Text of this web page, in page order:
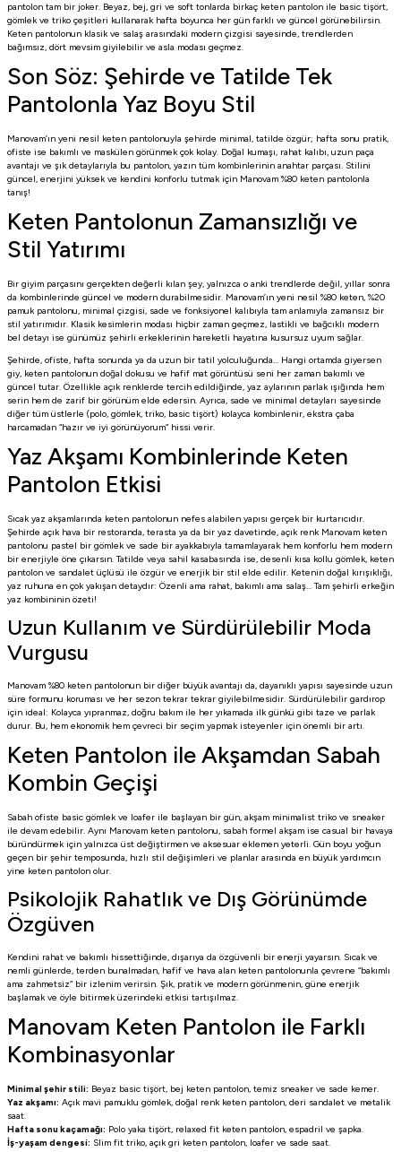
pantolon tam bir joker. Beyaz, bej, gri ve soft tonlarda birkaç keten pantolon ile basic tişört,
gömlek ve triko çeşitleri kullanarak hafta boyunca her gün farklı ve güncel görünebilirsin.
Keten pantolonun klasik ve salaş arasındaki modern çizgisi sayesinde, trendlerden
bağımsız, dört mevsim giyilebilir ve asla modası geçmez.
Son Söz: Şehirde ve Tatilde Tek
Pantolonla Yaz Boyu Stil
Manovam’ın yeni nesil keten pantolonuyla şehirde minimal, tatilde özgür; hafta sonu pratik,
ofiste ise bakımlı ve maskülen görünmek çok kolay. Doğal kumaşı, rahat kalıbı, uzun paça
avantajı ve şık detaylarıyla bu pantolon, yazın tüm kombinlerinin anahtar parçası. Stilini
güncel, enerjini yüksek ve kendini konforlu tutmak için Manovam %80 keten pantolonla
tanış!
Keten Pantolonun Zamansızlığı ve
Stil Yatırımı
Bir giyim parçasını gerçekten değerli kılan şey, yalnızca o anki trendlerde değil, yıllar sonra
da kombinlerinde güncel ve modern durabilmesidir. Manovam’ın yeni nesil %80 keten, %20
pamuk pantolonu, minimal çizgisi, sade ve fonksiyonel kalıbıyla tam anlamıyla zamansız bir
stil yatırımıdır. Klasik kesimlerin modası hiçbir zaman geçmez, lastikli ve bağcıklı modern
bel detayı ise günümüz şehirli erkeklerinin hareketli hayatına kusursuz uyum sağlar.
Şehirde, ofiste, hafta sonunda ya da uzun bir tatil yolculuğunda… Hangi ortamda giyersen
giy, keten pantolonun doğal dokusu ve hafif mat görüntüsü seni her zaman bakımlı ve
güncel tutar. Özellikle açık renklerde tercih edildiğinde, yaz aylarının parlak ışığında hem
serin hem de zarif bir görünüm elde edersin. Ayrıca, sade ve minimal detayları sayesinde
diğer tüm üstlerle (polo, gömlek, triko, basic tişört) kolayca kombinlenir, ekstra çaba
harcamadan “hazır ve iyi görünüyorum” hissi verir.
Yaz Akşamı Kombinlerinde Keten
Pantolon Etkisi
Sıcak yaz akşamlarında keten pantolonun nefes alabilen yapısı gerçek bir kurtarıcıdır.
Şehirde açık hava bir restoranda, terasta ya da bir yaz davetinde, açık renk Manovam keten
pantolonu pastel bir gömlek ve sade bir ayakkabıyla tamamlayarak hem konforlu hem modern
bir enerjiyle öne çıkarsın. Tatilde veya sahil kasabasında ise, desenli kısa kollu gömlek, keten
pantolon ve sandalet üçlüsü ile özgür ve enerjik bir stil elde edilir. Ketenin doğal kırışıklığı,
yaz ruhuna en çok yakışan detaydır: Özenli ama rahat, bakımlı ama salaş… Tam şehirli erkeğin
yaz kombininin özeti!
Uzun Kullanım ve Sürdürülebilir Moda
Vurgusu
Manovam %80 keten pantolonun bir diğer büyük avantajı da, dayanıklı yapısı sayesinde uzun
süre formunu koruması ve her sezon tekrar tekrar giyilebilmesidir. Sürdürülebilir gardırop
için ideal: Kolayca yıpranmaz, doğru bakım ile her yıkamada ilk günkü gibi taze ve parlak
durur. Bu, hem ekonomik hem çevreci bir seçim yapmak isteyenler için önemli bir artı.
Keten Pantolon ile Akşamdan Sabah
Kombin Geçişi
Sabah ofiste basic gömlek ve loafer ile başlayan bir gün, akşam minimalist triko ve sneaker
ile devam edebilir. Aynı Manovam keten pantolonu, sabah formel akşam ise casual bir havaya
büründürmek için yalnızca üst değiştirmen ve aksesuar eklemen yeterli. Gün boyu yoğun
geçen bir şehir temposunda, hızlı stil değişimleri ve planlar arasında en büyük yardımcın
yine keten pantolon olur.
Psikolojik Rahatlık ve Dış Görünümde
Özgüven
Kendini rahat ve bakımlı hissettiğinde, dışarıya da özgüvenli bir enerji yayarsın. Sıcak ve
nemli günlerde, terden bunalmadan, hafif ve hava alan keten pantolonunla çevrene “bakımlı
ama zahmetsiz” bir izlenim verirsin. Şık, pratik ve modern görünmenin, güne enerjik
başlamak ve öyle bitirmek üzerindeki etkisi tartışılmaz.
Manovam Keten Pantolon ile Farklı
Kombinasyonlar
Minimal şehir stili: Beyaz basic tişört, bej keten pantolon, temiz sneaker ve sade kemer.
Yaz akşamı: Açık mavi pamuklu gömlek, doğal renk keten pantolon, deri sandalet ve metalik
saat.
Hafta sonu kaçamağı: Polo yaka tişört, relaxed fit keten pantolon, espadril ve şapka.
İş-yaşam dengesi: Slim fit triko, açık gri keten pantolon, loafer ve sade saat.